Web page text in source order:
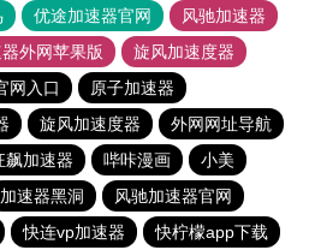
优途加速器官网
风驰加速器
外网苹果版
旋风加速度器
网入口
原子加速器
旋风加速度器
外网网址导航
飙加速器 哔咔漫画
小美
加速器黑洞
风驰加速器官网
快连vp加速器
快柠檬app下载